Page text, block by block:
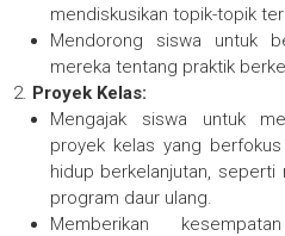
mendiskusikan topik-topik
Mendorong siswa untuk
mereka tentang praktik
Proyek Kelas:
Mengajak siswa untuk
proyek kelas yang
hidup berkelanjutan,
program daur ulang.
Memberikan